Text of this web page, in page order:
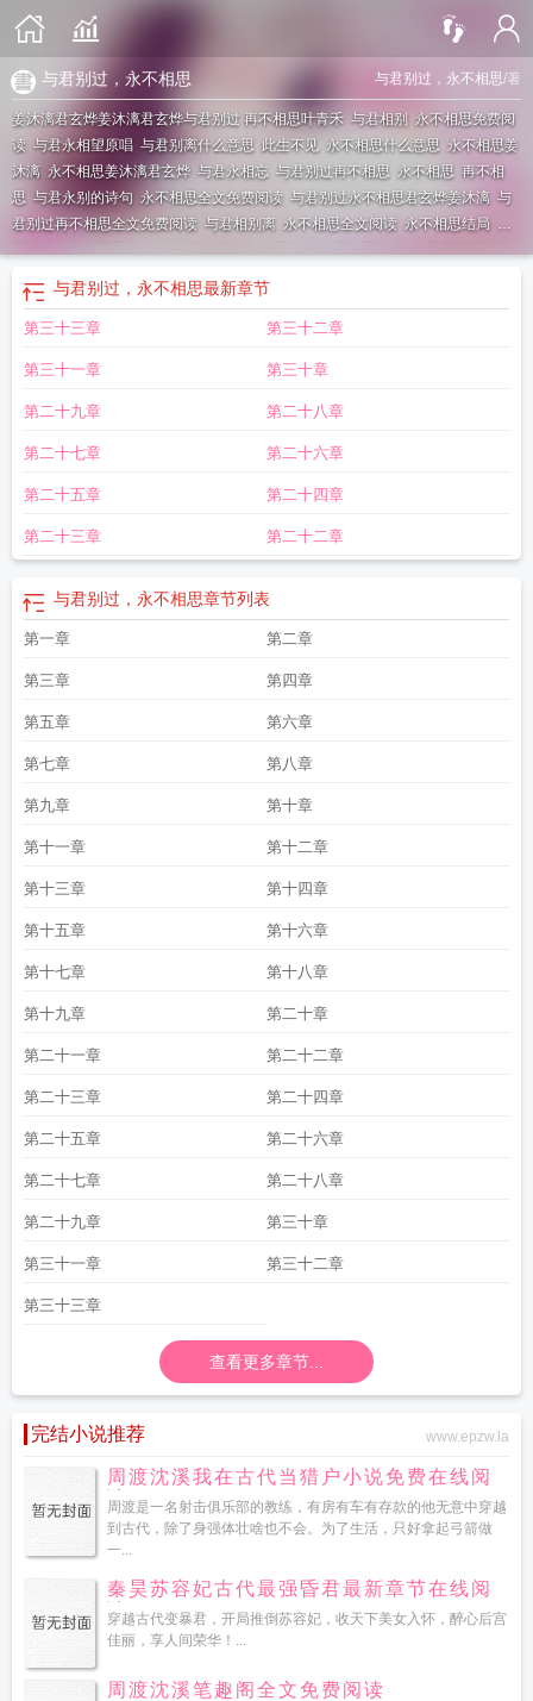
与君别过，永不相思/著
与君别过，永不相思
姜沐漓君玄烨姜沐漓君玄烨与君别过 再不相思叶青禾 与君相别 永不相思免费阅
读 与君永相望原唱 与君别离什么意思 此生不见 永不相思什么意思 永不相思姜
沐漓 永不相思姜沐漓君玄烨 与君永相忘 与君别过再不相思 永不相思 再不相
思 与君永别的诗句 永不相思全文免费阅读 与君别过永不相思君玄烨姜沐漓 与
君别过再不相思全文免费阅读 与君相别离 永不相思全文阅读 永不相思结局 与
一句是
永不相思在线阅读 与君别过永不相思
思下一句
再不相思与君别过再无相思 与君别过永不相思结局怎么样
与君别过，永不相思最新章节
第三十三章 第三十二章
第三十一章 第三十章
第二十九章 第二十八章
第二十七章 第二十六章
第二十五章 第二十四章
第二十三章 第二十二章
与君别过，永不相思章节列表
第一章 第二章
第三章 第四章
第五章 第六章
第七章 第八章
第九章 第十章
第十一章 第十二章
第十三章 第十四章
第十五章 第十六章
第十七章 第十八章
第十九章 第二十章
第二十一章 第二十二章
第二十三章 第二十四章
第二十五章 第二十六章
第二十七章 第二十八章
第二十九章 第三十章
第三十一章 第三十二章
第三十三章
查看更多章节...
完结小说推荐 www.epzw.la
周渡沈溪我在古代当猎户小说免费在线阅
读
周渡是一名射击俱乐部的教练，有房有车有存款的他无意中穿越
到古代，除了身强体壮啥也不会。为了生活，只好拿起弓箭做
一...
秦昊苏容妃古代最强昏君最新章节在线阅
读
穿越古代变暴君，开局推倒苏容妃，收天下美女入怀，醉心后宫
佳丽，享人间荣华！...
周渡沈溪笔趣阁全文免费阅读